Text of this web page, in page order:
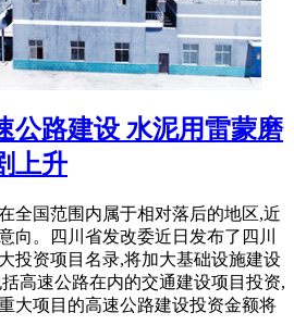
公路建设 水泥用雷蒙磨
上升
全国范围内属于相对落后的地区,近
向。四川省发改委近日发布了四川
投资项目名录,将加大基础设施建设
高速公路在内的交通建设项目投资,
大项目的高速公路建设投资金额将